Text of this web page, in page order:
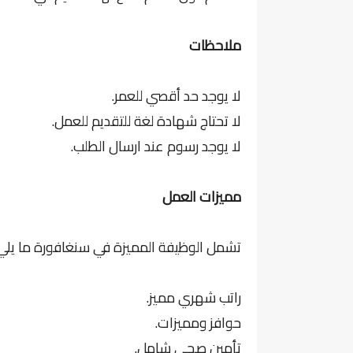
ملاحظات
لا يوجد حد أقصي للعمر.
لا تحتاج شهادة لغة للتقديم للعمل.
لا يوجد رسوم عند ارسال الطلب.
مميزات العمل
تشمل الوظيفة المميزة في سنغافورة ما
راتب شهري مميز.
حوافز ومميزات.